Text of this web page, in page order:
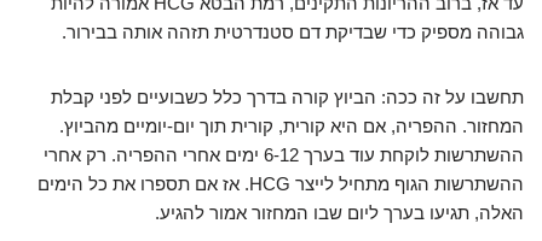
גבוהה מספיק כדי שבדיקת דם סטנדרטית תזהה אותה בבירור.
תחשבו על זה ככה: הביוץ קורה בדרך כלל כשבועיים לפני קבלת
המחזור. ההפריה, אם היא קורית, קורית תוך יום-יומיים מהביוץ.
ההשתרשות לוקחת עוד בערך 6-12 ימים אחרי ההפריה. רק אחרי
ההשתרשות הגוף מתחיל לייצר HCG. אז אם תספרו את כל הימים
האלה, תגיעו בערך ליום שבו המחזור אמור להגיע.